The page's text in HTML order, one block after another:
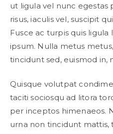
ut ligula vel nunc
risus, iaculis vel, suscipit
Fusce ac turpis quis ligula
ipsum. Nulla metus
tincidunt sed, euismod in,
Quisque volutpat
taciti sociosqu ad litora
per inceptos himenaeos.
urna non tincidunt